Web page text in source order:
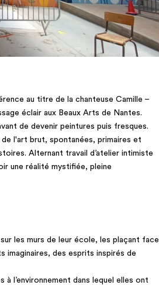
au titre de la chanteuse Camille –
éclair aux Beaux Arts de Nantes.
de devenir peintures puis fresques.
l'art brut, spontanées, primaires et
Alternant travail d’atelier intimiste
une réalité mystifiée, pleine
les murs de leur école, les plaçant face
imaginaires, des esprits inspirés de
l’environnement dans lequel elles ont